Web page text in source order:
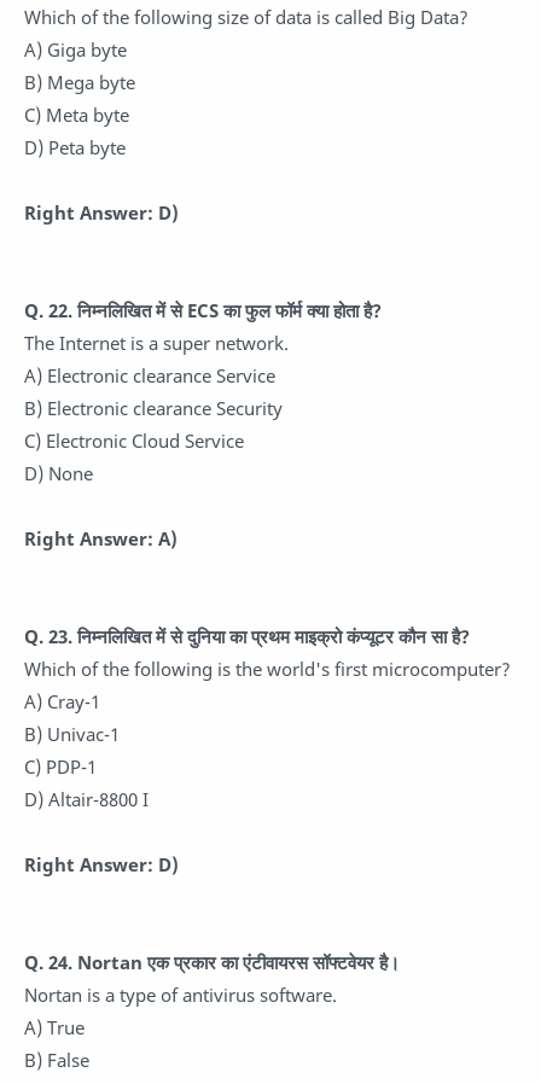
Which of the following size of data is called Big Data?
A) Giga byte
B) Mega byte
C) Meta byte
D) Peta byte
Right Answer: D)
Q. 22. निम्नलिखित में से ECS का फुल फॉर्म क्या होता है?
The Internet is a super network.
A) Electronic clearance Service
B) Electronic clearance Security
C) Electronic Cloud Service
D) None
Right Answer: A)
Q. 23. निम्नलिखित में से दुनिया का प्रथम माइक्रो कंप्यूटर कौन सा है?
Which of the following is the world's first microcomputer?
A) Cray-1
B) Univac-1
C) PDP-1
D) Altair-8800 I
Right Answer: D)
Q. 24. Nortan एक प्रकार का एंटीवायरस सॉफ्टवेयर है।
Nortan is a type of antivirus software.
A) True
B) False